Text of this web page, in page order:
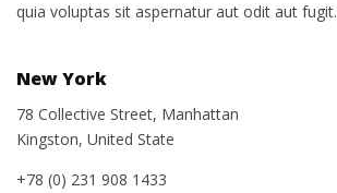
quia voluptas sit aspernatur aut odit aut fugit.
New York
78 Collective Street, Manhattan
Kingston, United State
+78 (0) 231 908 1433